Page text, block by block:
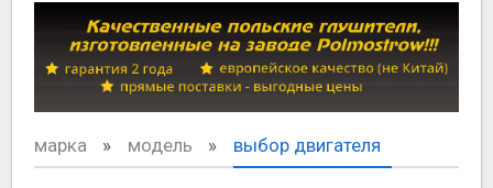
марка модель выбор двигателя